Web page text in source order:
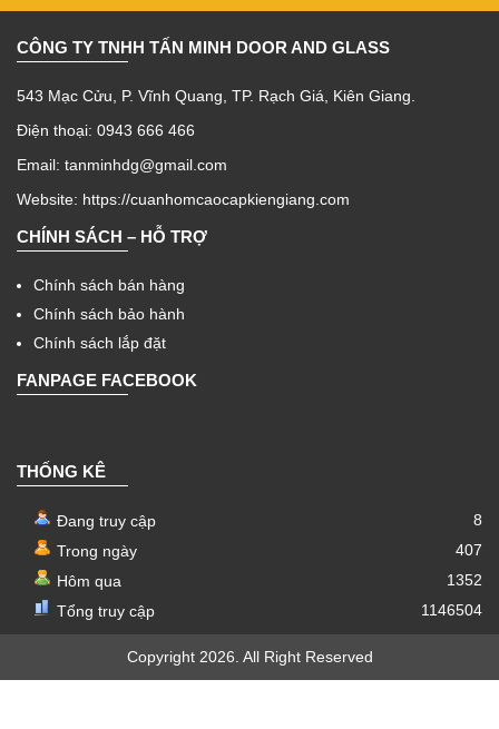
CÔNG TY TNHH TẤN MINH DOOR AND GLASS
543 Mạc Cửu, P. Vĩnh Quang, TP. Rạch Giá, Kiên Giang.
Điện thoại: 0943 666 466
Email: tanminhdg@gmail.com
Website: https://cuanhomcaocapkiengiang.com
CHÍNH SÁCH – HỖ TRỢ
Chính sách bán hàng
Chính sách bảo hành
Chính sách lắp đặt
FANPAGE FACEBOOK
THỐNG KÊ
Đang truy cập
8
Trong ngày
407
Hôm qua
1352
Tổng truy cập
1146504
Copyright 2026. All Right Reserved